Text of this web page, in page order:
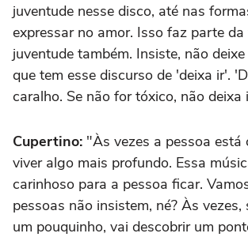
juventude nesse disco, até nas
expressar no amor. Isso faz parte
juventude também. Insiste, não
que tem esse discurso de 'deixa ir'.
caralho. Se não for tóxico, não deixa
Cupertino: "Às vezes a pessoa está
viver algo mais profundo. Essa
carinhoso para a pessoa ficar.
pessoas não insistem, né? Às
um pouquinho, vai descobrir um